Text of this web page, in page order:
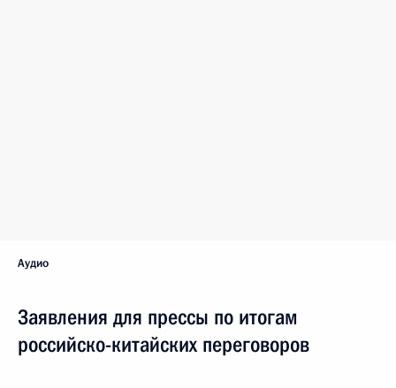
Аудио
Заявления для прессы по итогам
российско-китайских переговоров